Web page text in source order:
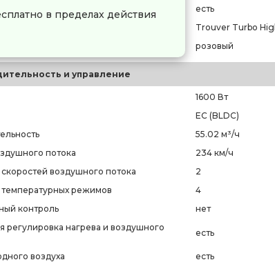
фен
есть
Trouver Turbo
розовый
и управление
1600 Вт
EC (BLDC)
55.02 м³/ч
потока
234 км/ч
воздушного потока
2
режимов
4
контроль
нет
регулировка нагрева и воздушного
есть
воздуха
есть
в пределах действия